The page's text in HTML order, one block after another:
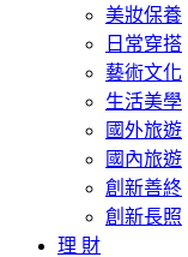
美妝保養
日常穿搭
藝術文化
生活美學
國外旅遊
國內旅遊
創新善終
創新長照
理 財